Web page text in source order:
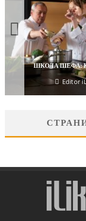
ШКОЛА ШЕФА:
Editor